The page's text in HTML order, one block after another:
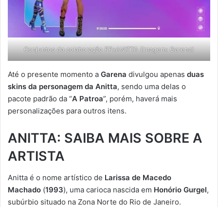
Conjuntos da colaboração FFxANITTA (Imagem: Garena)
Até o presente momento a Garena divulgou apenas duas
skins da personagem da Anitta, sendo uma delas o
pacote padrão da “A Patroa”, porém, haverá mais
personalizações para outros itens.
ANITTA: SAIBA MAIS SOBRE A
ARTISTA
Anitta é o nome artístico de Larissa de Macedo
Machado (1993), uma carioca nascida em Honório Gurgel,
subúrbio situado na Zona Norte do Rio de Janeiro.